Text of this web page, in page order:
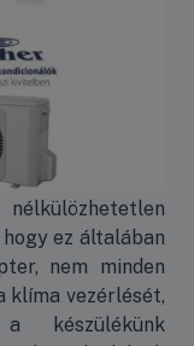
nélkülözhetetlen
ez általában
nem minden
klíma vezérlését,
készülékünk